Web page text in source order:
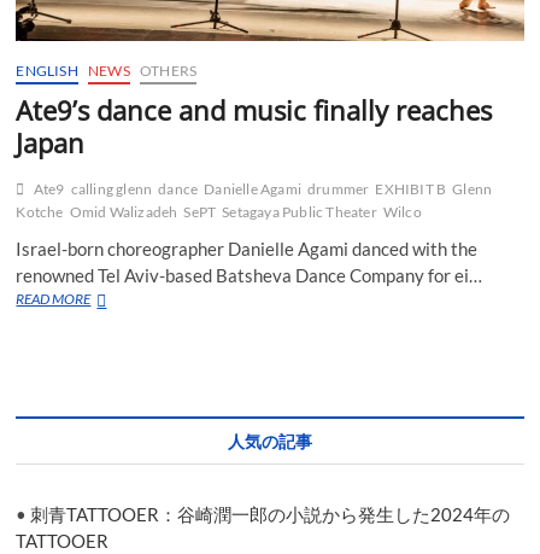
ENGLISH NEWS OTHERS
Ate9’s dance and music finally reaches
Japan
Ate9 calling glenn dance Danielle Agami drummer EXHIBIT B Glenn
Kotche Omid Walizadeh SePT Setagaya Public Theater Wilco
Israel-born choreographer Danielle Agami danced with the
renowned Tel Aviv-based Batsheva Dance Company for ei…
READ MOREAte9’s
人気の記事
•刺青TATTOOER：谷崎潤一郎の小説から発生した2024年の
TATTOOER